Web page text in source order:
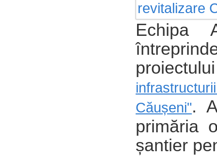
Echipa
Căușeni".
primăria
șantier